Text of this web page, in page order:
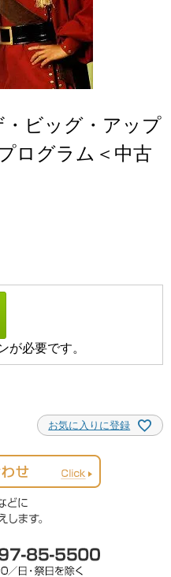
ビッグ・アップ
グラム＜中古
が必要です。
お気に入りに登録